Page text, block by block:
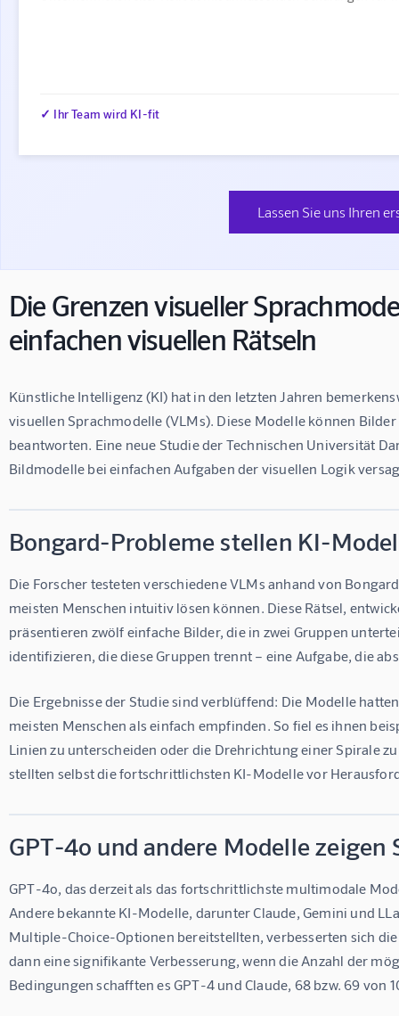
✓ Ihr Team wird KI-fit
Lassen Sie uns Ihren
Die Grenzen visueller
einfachen visuellen Rätseln
Künstliche Intelligenz (KI) hat in den letzten Jahren
visuellen Sprachmodelle (VLMs). Diese Modelle können
beantworten. Eine neue Studie der Technischen Universität
Bildmodelle bei einfachen Aufgaben der visuellen Logik
Bongard-Probleme stellen KI-
Die Forscher testeten verschiedene VLMs anhand von
meisten Menschen intuitiv lösen können. Diese Rätsel,
präsentieren zwölf einfache Bilder, die in zwei Gruppen
identifizieren, die diese Gruppen trennt – eine Aufgabe, die
Die Ergebnisse der Studie sind verblüffend: Die Modelle
meisten Menschen als einfach empfinden. So fiel es ihnen
Linien zu unterscheiden oder die Drehrichtung einer Spirale
stellten selbst die fortschrittlichsten KI-Modelle vor
GPT-4o und andere Modelle zeigen
GPT-4o, das derzeit als das fortschrittlichste multimodale
Andere bekannte KI-Modelle, darunter Claude, Gemini und
Multiple-Choice-Optionen bereitstellten, verbesserten sich
dann eine signifikante Verbesserung, wenn die Anzahl der
Bedingungen schafften es GPT-4 und Claude, 68 bzw. 69 von